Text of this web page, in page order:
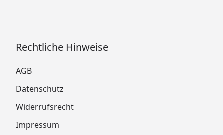
Rechtliche Hinweise
AGB
Datenschutz
Widerrufsrecht
Impressum